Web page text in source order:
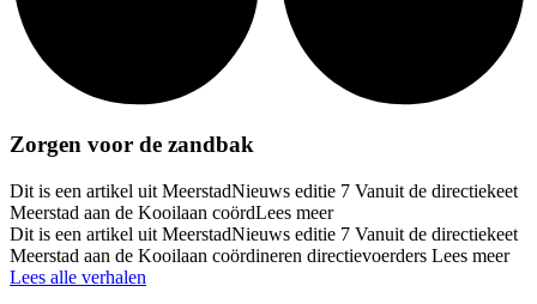
Zorgen voor de zandbak
Dit is een artikel uit MeerstadNieuws editie 7 Vanuit de directiekeet
Meerstad aan de Kooilaan coördLees meer
Dit is een artikel uit MeerstadNieuws editie 7 Vanuit de directiekeet
Meerstad aan de Kooilaan coördineren directievoerders Lees meer
Lees alle verhalen